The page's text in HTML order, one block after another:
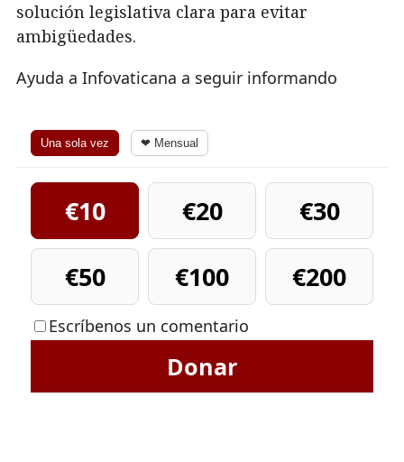
solución legislativa clara para evitar
ambigüedades.
Ayuda a Infovaticana a seguir informando
Una sola vez ❤ Mensual
€10 €20
€30
€50
€100 €200
Escríbenos un comentario
Donar